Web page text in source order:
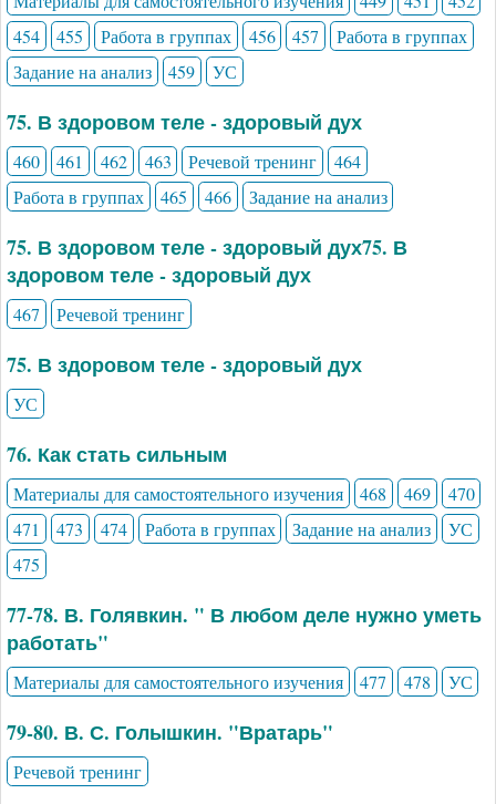
454
455 Работа в группах 456 457
Работа в группах
Задание на анализ
459 УС
75. В здоровом теле - здоровый дух
460 461 462 463 Речевой тренинг
464
Работа в группах
465 466 Задание на анализ
75. В здоровом теле - здоровый дух75. В
здоровом теле - здоровый дух
467 Речевой тренинг
75. В здоровом теле - здоровый дух
УС
76. Как стать сильным
Материалы для самостоятельного изучения 468 469
470
471
473 474 Работа в группах Задание на анализ
УС
475
77-78. В. Голявкин. " В любом деле нужно уметь
работать"
Материалы для самостоятельного изучения 477 478 УС
79-80. В. С. Голышкин. "Вратарь"
Речевой тренинг